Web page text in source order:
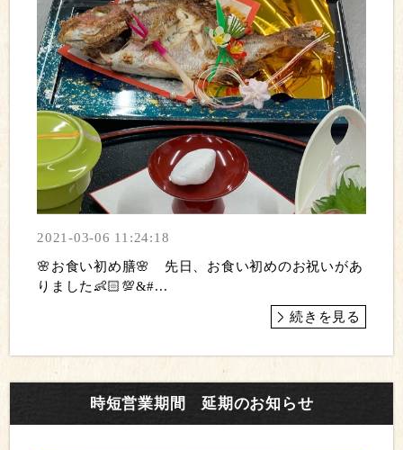
2021-03-06 11:24:18
🌸お食い初め膳🌸 先日、お食い初めのお祝いがあ
りました👶🏻💯&#...
続きを見る
時短営業期間 延期のお知らせ